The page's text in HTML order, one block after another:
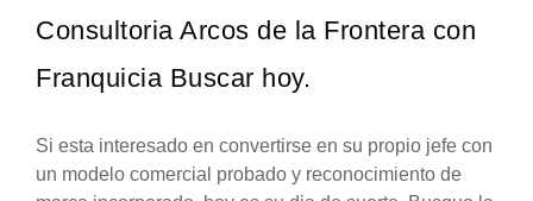
Consultoria Arcos de la Frontera con
Franquicia Buscar hoy.
Si esta interesado en convertirse en su propio jefe con
un modelo comercial probado y reconocimiento de